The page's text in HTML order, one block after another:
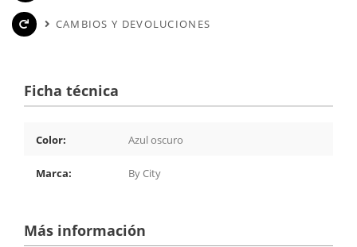
CAMBIOS Y DEVOLUCIONES
Ficha técnica
Color: Azul oscuro
Marca: By City
Más información